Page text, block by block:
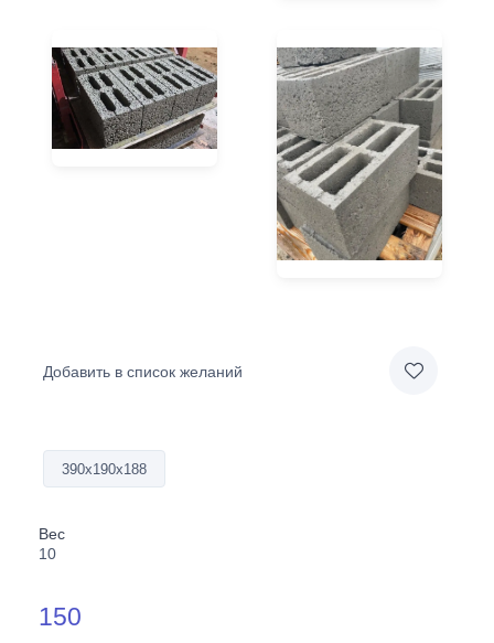
Добавить в список желаний
390х190х188
Вес
10
150